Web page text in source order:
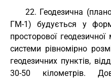
22. Геодезична
ГМ-1) будується у
просторової
системи рівномірно
геодезичних пунктів,
30-50 кілометрів.